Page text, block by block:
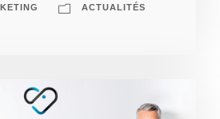
ACTUALITÉS